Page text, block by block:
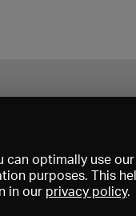
can optimally use
purposes. This
in our privacy policy.